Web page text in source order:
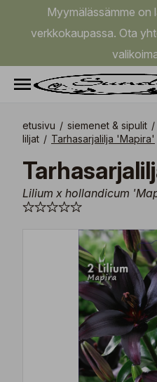
Myymälässämme on
verkkokaupassa. Ota
etusivu / siemenet & sipulit /
liljat / Tarhasarjalilja 'Mapira'
Lilium x hollandicum